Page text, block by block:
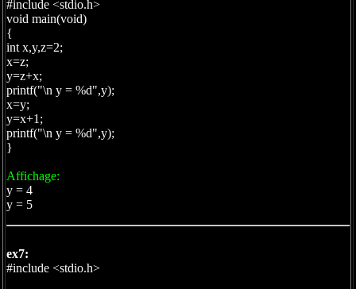
#include <stdio.h>
void main(void)
{
int x,y,z=2;
x=z;
y=z+x;
printf("\n y = %d",y);
x=y;
y=x+1;
printf("\n y = %d",y);
}
Affichage:
y = 4
y = 5
ex7:
#include <stdio.h>